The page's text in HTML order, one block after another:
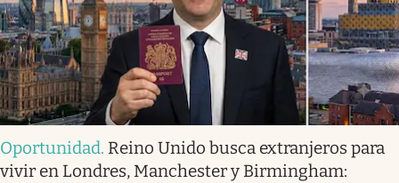
Oportunidad. Reino Unido busca extranjeros para
vivir en Londres, Manchester y Birmingham: